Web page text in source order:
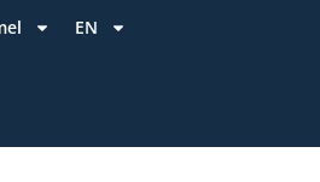
EN